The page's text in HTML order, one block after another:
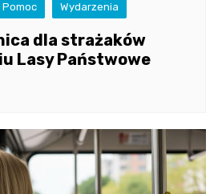
Pomoc Wydarzenia
dla strażaków
Lasy Państwowe